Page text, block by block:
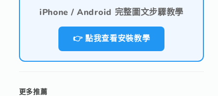
iPhone / Android 完整圖文步驟教學
👉 點我查看安裝教學
更多推薦